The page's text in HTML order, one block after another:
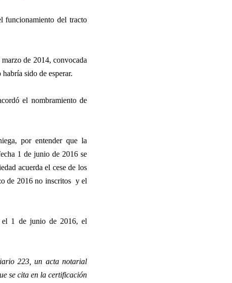
funcionamiento del tracto
de 2014, convocada
sido de esperar.
el nombramiento de
por entender que la
1 de junio de 2016 se
acuerda el cese de los
de 2016 no inscritos y el
el 1 de junio de 2016, el
223, un acta notarial
se cita en la certificación